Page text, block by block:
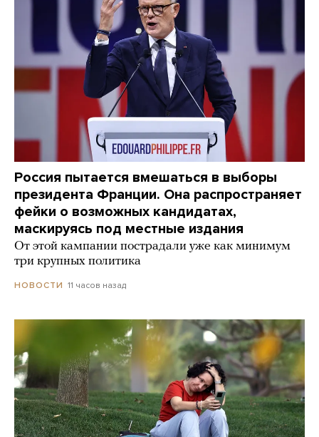
Россия пытается вмешаться в выборы
президента Франции. Она распространяет
фейки о возможных кандидатах,
маскируясь под местные издания
От этой кампании пострадали уже как минимум
три крупных политика
НОВОСТИ 11 часов назад